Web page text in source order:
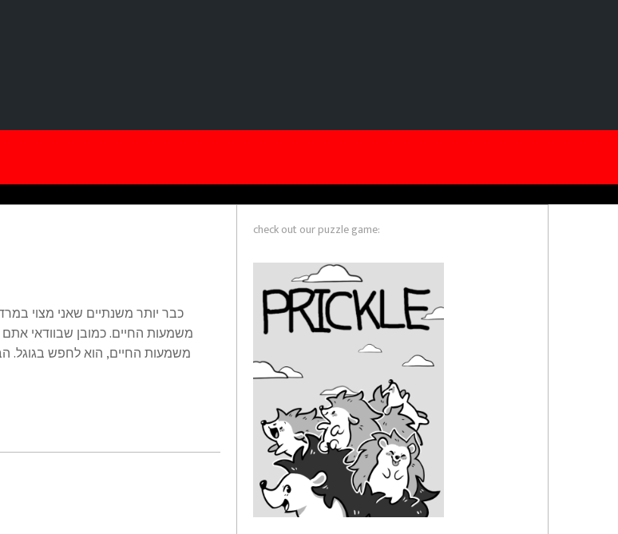
כבר יותר משנתיים שאני מצוי
משמעות החיים. כמובן שבוודאי
משמעות החיים, הוא לחפש בגוגל.
check out our puzzle game: